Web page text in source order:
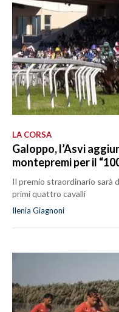
LA CORSA
Galoppo, l’Asvi
montepremi per il
Il premio straordinario sarà
primi quattro cavalli
Ilenia Giagnoni